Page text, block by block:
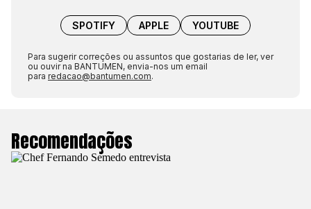
SPOTIFY APPLE YOUTUBE
Para sugerir correções ou assuntos que gostarias de ler, ver
ou ouvir na BANTUMEN, envia-nos um email
para redacao@bantumen.com.
Recomendações